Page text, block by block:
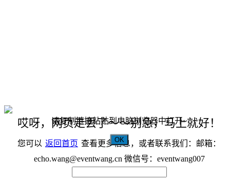
哎呀，网页走丢了～～别急，马上就好！
您可以 返回首页 查看更多信息，或者联系我们：邮箱：
echo.wang@eventwang.cn 微信号：eventwang007
请复制链接粘贴到电脑浏览器中打开~
OK